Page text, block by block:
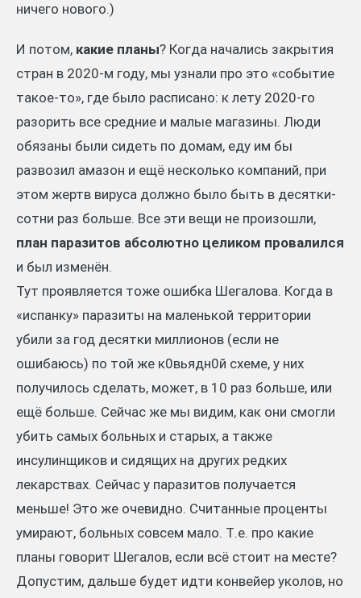
ничего нового.)
И потом, какие планы? Когда начались закрытия
стран в 2020-м году, мы узнали про это «событие
такое-то», где было расписано: к лету 2020-го
разорить все средние и малые магазины. Люди
обязаны были сидеть по домам, еду им бы
развозил амазон и ещё несколько компаний, при
этом жертв вируса должно было быть в десятки-
сотни раз больше. Все эти вещи не произошли,
план паразитов абсолютно целиком провалился
и был изменён.
Тут проявляется тоже ошибка Шегалова. Когда в
«испанку» паразиты на маленькой территории
убили за год десятки миллионов (если не
ошибаюсь) по той же к0вьядн0й схеме, у них
получилось сделать, может, в 10 раз больше, или
ещё больше. Сейчас же мы видим, как они смогли
убить самых больных и старых, а также
инсулинщиков и сидящих на других редких
лекарствах. Сейчас у паразитов получается
меньше! Это же очевидно. Считанные проценты
умирают, больных совсем мало. Т.е. про какие
планы говорит Шегалов, если всё стоит на месте?
Допустим, дальше будет идти конвейер уколов, но